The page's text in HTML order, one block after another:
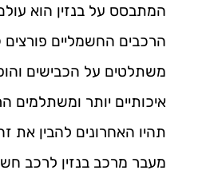
המתבסס על בנזין הוא
הרכבים החשמליים
משתלטים על הכבישים
איכותיים יותר ומשתלמים
תהיו האחרונים להבין את